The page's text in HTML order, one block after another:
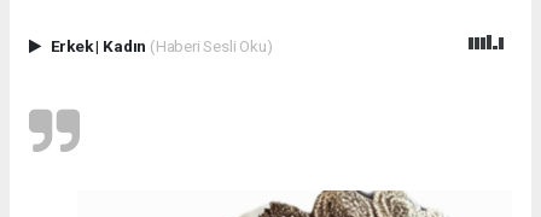
Erkek| Kadın (Haberi Sesli Oku)